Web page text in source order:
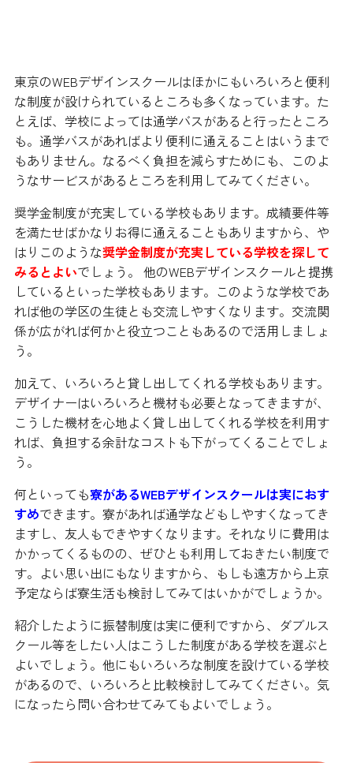
東京のWEBデザインスクールはほかにもいろいろと便利
な制度が設けられているところも多くなっています。た
とえば、学校によっては通学バスがあると行ったところ
も。通学バスがあればより便利に通えることはいうまで
もありません。なるべく負担を減らすためにも、このよ
うなサービスがあるところを利用してみてください。
奨学金制度が充実している学校もあります。成績要件等
を満たせばかなりお得に通えることもありますから、や
はりこのような奨学金制度が充実している学校を探して
みるとよいでしょう。 他のWEBデザインスクールと提携
しているといった学校もあります。このような学校であ
れば他の学区の生徒とも交流しやすくなります。交流関
係が広がれば何かと役立つこともあるので活用しましょ
う。
加えて、いろいろと貸し出してくれる学校もあります。
デザイナーはいろいろと機材も必要となってきますが、
こうした機材を心地よく貸し出してくれる学校を利用す
れば、負担する余計なコストも下がってくることでしょ
う。
何といっても寮があるWEBデザインスクールは実におす
すめできます。寮があれば通学などもしやすくなってき
ますし、友人もできやすくなります。それなりに費用は
かかってくるものの、ぜひとも利用しておきたい制度で
す。よい思い出にもなりますから、もしも遠方から上京
予定ならば寮生活も検討してみてはいかがでしょうか。
紹介したように振替制度は実に便利ですから、ダブルス
クール等をしたい人はこうした制度がある学校を選ぶと
よいでしょう。他にもいろいろな制度を設けている学校
があるので、いろいろと比較検討してみてください。気
になったら問い合わせてみてもよいでしょう。